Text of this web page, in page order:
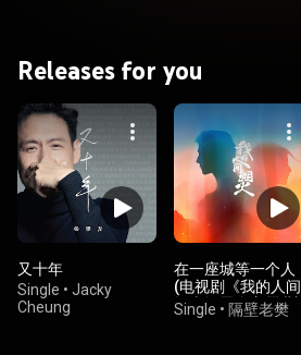
Releases for you
又十年
Single • Jacky
Cheung
在一座城等一个人
(电视剧《我的人间
烟火》思念主题曲)
Single • 隔壁老樊